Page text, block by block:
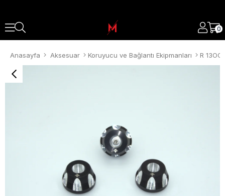
0
Anasayfa Aksesuar Koruyucu ve Bağlantı Ekipmanları R